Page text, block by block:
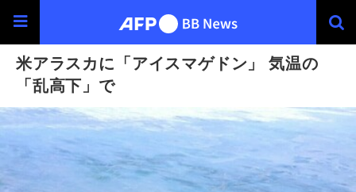
米アラスカに「アイスマゲドン」 気温の
「乱高下」で